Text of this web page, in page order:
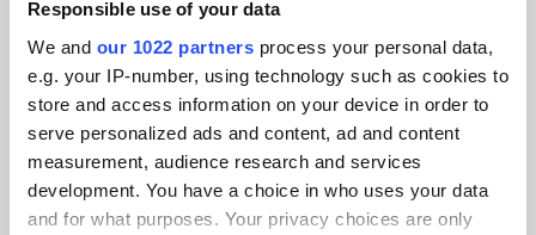
Responsible use of your data
We and our 1022 partners process your personal data,
e.g. your IP-number, using technology such as cookies to
store and access information on your device in order to
serve personalized ads and content, ad and content
measurement, audience research and services
development. You have a choice in who uses your data
and for what purposes. Your privacy choices are only
KLANTVERHALEN
Ontdek hoe we het
vertrouwen van onze
klanten hebben gewonnen